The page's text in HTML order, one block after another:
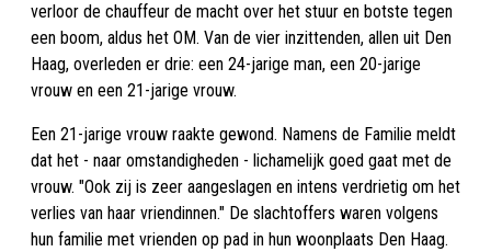
verloor de chauffeur de macht over het stuur en botste tegen
een boom, aldus het OM. Van de vier inzittenden, allen uit Den
Haag, overleden er drie: een 24-jarige man, een 20-jarige
vrouw en een 21-jarige vrouw.
Een 21-jarige vrouw raakte gewond. Namens de Familie meldt
dat het - naar omstandigheden - lichamelijk goed gaat met de
vrouw. "Ook zij is zeer aangeslagen en intens verdrietig om het
verlies van haar vriendinnen." De slachtoffers waren volgens
hun familie met vrienden op pad in hun woonplaats Den Haag.